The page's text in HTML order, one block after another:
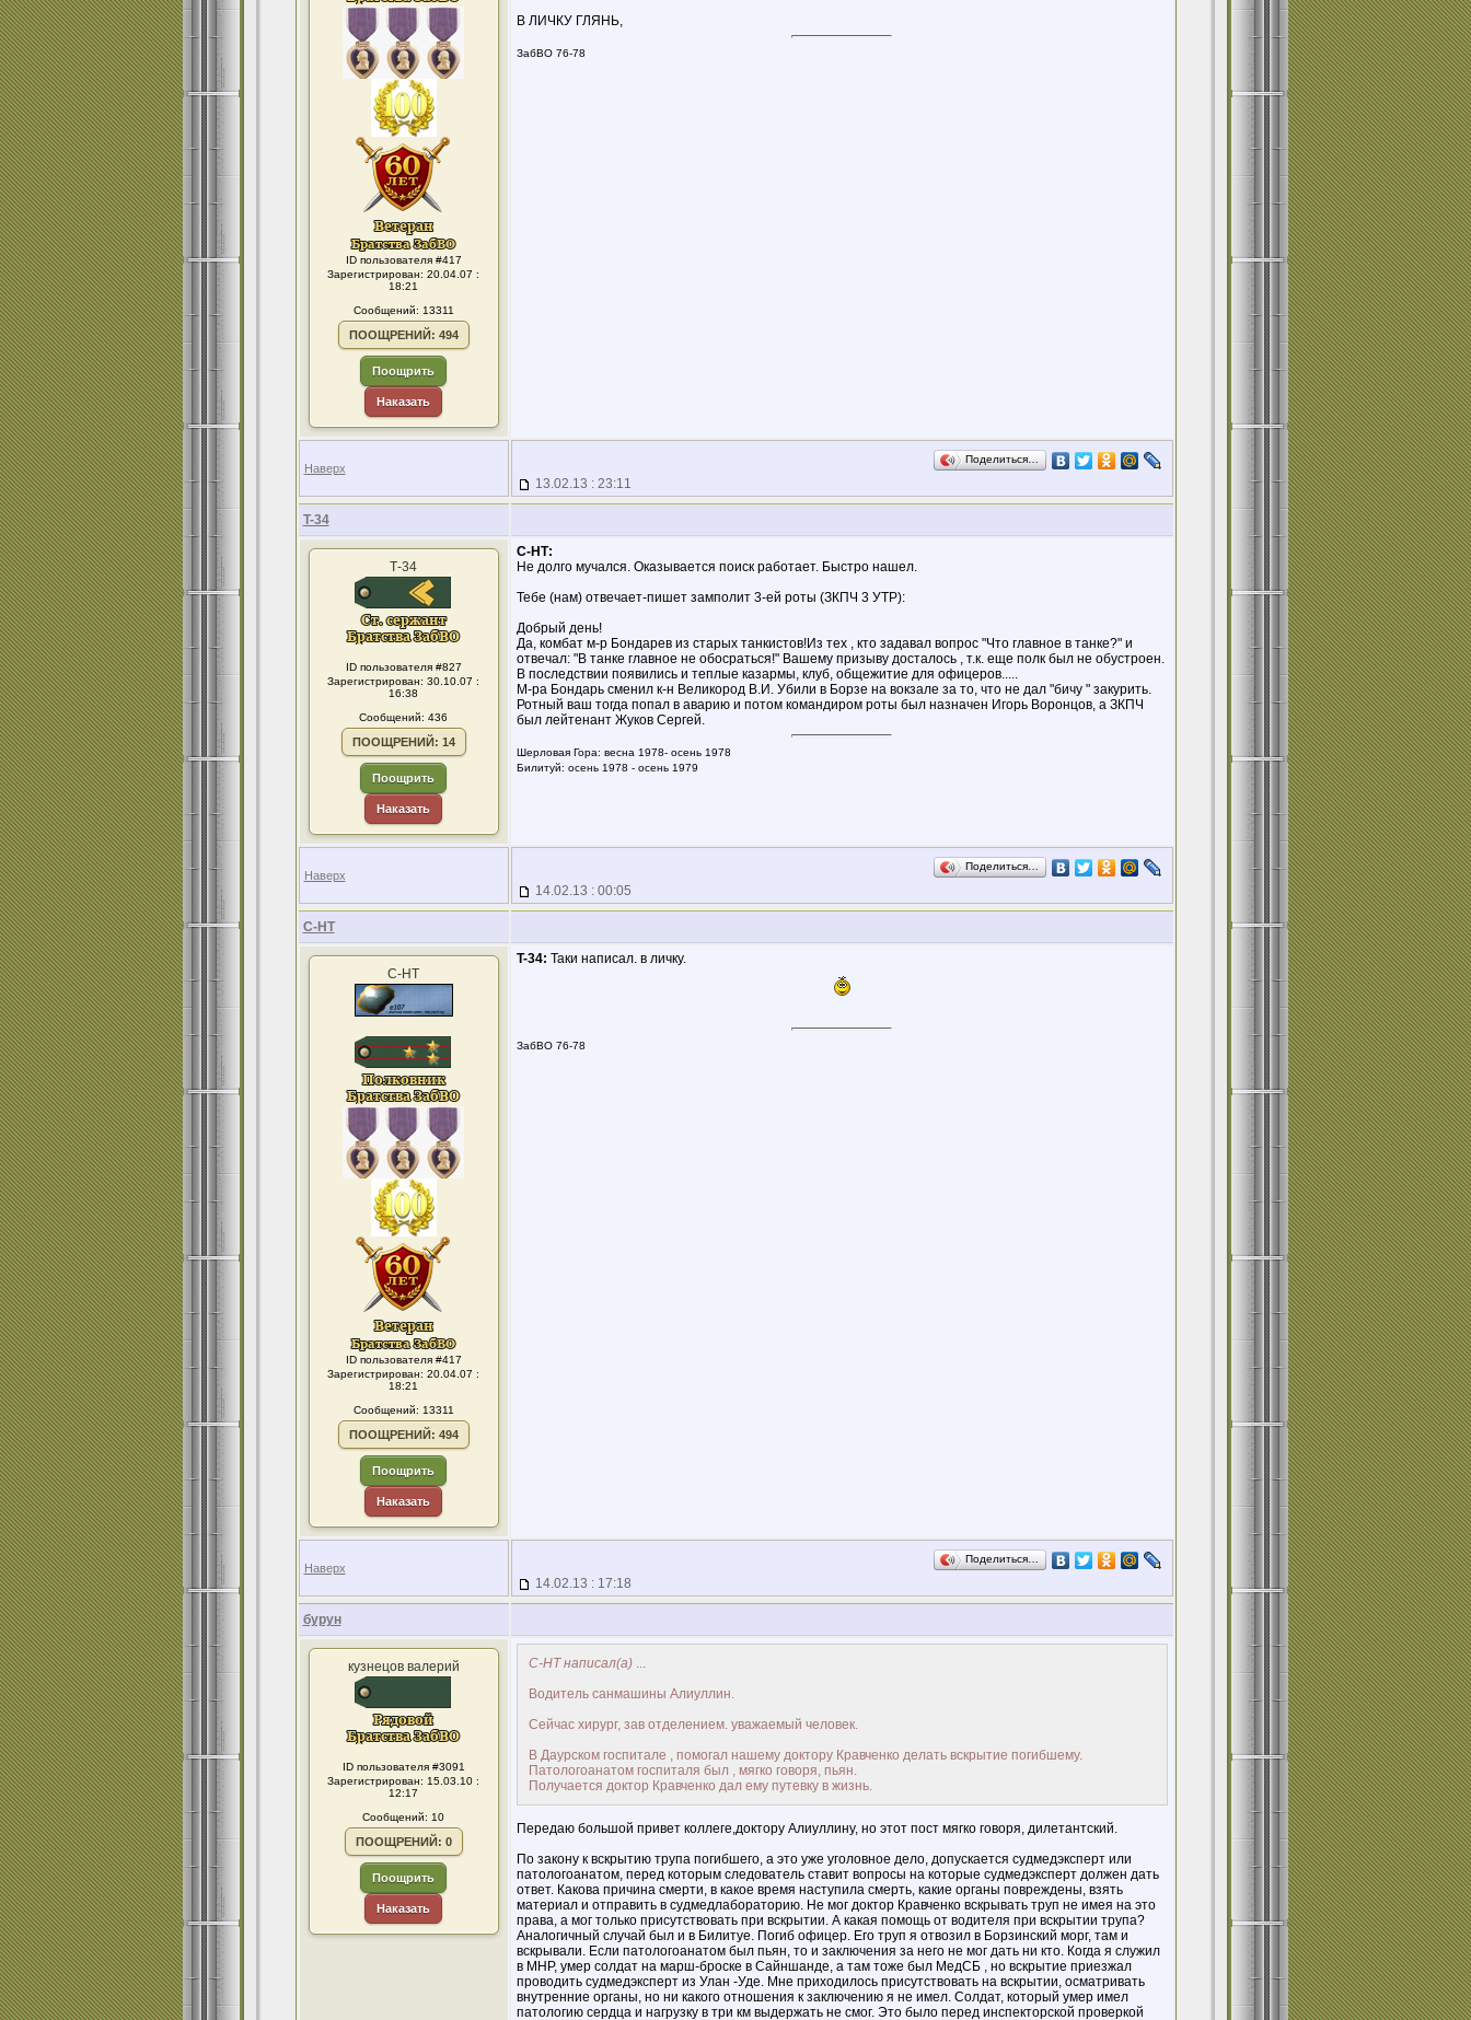
ID пользователя #417
Зарегистрирован: 20.04.07 :
18:21
Сообщений: 13311
ПООЩРЕНИЙ: 494
Поощрить
Наказать
В ЛИЧКУ ГЛЯНЬ,
ЗабВО 76-78
Наверх
Поделиться…
13.02.13 : 23:11
T-34
Т-34
ID пользователя #827
Зарегистрирован: 30.10.07 :
16:38
Сообщений: 436
ПООЩРЕНИЙ: 14
Поощрить
Наказать
С-НТ:
Не долго мучался. Оказывается поиск работает. Быстро нашел.
Тебе (нам) отвечает-пишет замполит 3-ей роты (ЗКПЧ 3 УТР):
Добрый день!
Да, комбат м-р Бондарев из старых танкистов!Из тех , кто задавал вопрос "Что главное в танке?" и
отвечал: "В танке главное не обосраться!" Вашему призыву досталось , т.к. еще полк был не обустроен.
В последствии появились и теплые казармы, клуб, общежитие для офицеров.....
М-ра Бондарь сменил к-н Великород В.И. Убили в Борзе на вокзале за то, что не дал "бичу " закурить.
Ротный ваш тогда попал в аварию и потом командиром роты был назначен Игорь Воронцов, а ЗКПЧ
был лейтенант Жуков Сергей.
Шерловая Гора: весна 1978- осень 1978
Билитуй: осень 1978 - осень 1979
Наверх
Поделиться…
14.02.13 : 00:05
С-НТ
С-НТ
ID пользователя #417
Зарегистрирован: 20.04.07 :
18:21
Сообщений: 13311
ПООЩРЕНИЙ: 494
Поощрить
Наказать
T-34: Таки написал. в личку.
ЗабВО 76-78
Наверх
Поделиться…
14.02.13 : 17:18
бурун
кузнецов валерий
ID пользователя #3091
Зарегистрирован: 15.03.10 :
12:17
Сообщений: 10
ПООЩРЕНИЙ: 0
Поощрить
Наказать
С-НТ написал(а)...
Водитель санмашины Алиуллин.
Сейчас хирург, зав отделением. уважаемый человек.
В Даурском госпитале , помогал нашему доктору Кравченко делать вскрытие погибшему.
Патологоанатом госпиталя был , мягко говоря, пьян.
Получается доктор Кравченко дал ему путевку в жизнь.
Передаю большой привет коллеге,доктору Алиуллину, но этот пост мягко говоря, дилетантский.
По закону к вскрытию трупа погибшего, а это уже уголовное дело, допускается судмедэксперт или
патологоанатом, перед которым следователь ставит вопросы на которые судмедэксперт должен дать
ответ. Какова причина смерти, в какое время наступила смерть, какие органы повреждены, взять
материал и отправить в судмедлабораторию. Не мог доктор Кравченко вскрывать труп не имея на это
права, а мог только присутствовать при вскрытии. А какая помощь от водителя при вскрытии трупа?
Аналогичный случай был и в Билитуе. Погиб офицер. Его труп я отвозил в Борзинский морг, там и
вскрывали. Если патологоанатом был пьян, то и заключения за него не мог дать ни кто. Когда я служил
в МНР, умер солдат на марш-броске в Сайншанде, а там тоже был МедСБ , но вскрытие приезжал
проводить судмедэксперт из Улан -Уде. Мне приходилось присутствовать на вскрытии, осматривать
внутренние органы, но ни какого отношения к заключению я не имел. Солдат, который умер имел
патологию сердца и нагрузку в три км выдержать не смог. Это было перед инспекторской проверкой